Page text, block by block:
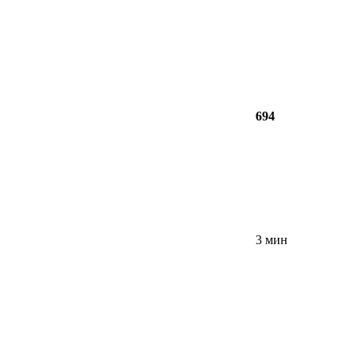
694
3 мин